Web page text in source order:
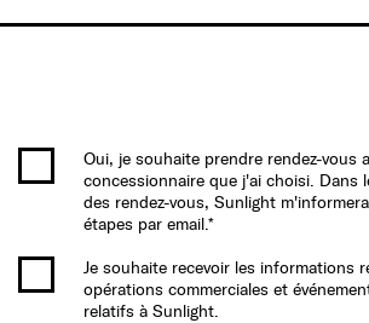
Oui, je souhaite prendre rendez-vous
concessionnaire que j'ai choisi. Dans
des rendez-vous, Sunlight
étapes par email.*
Je souhaite recevoir les informations
opérations commerciales et
relatifs à Sunlight.